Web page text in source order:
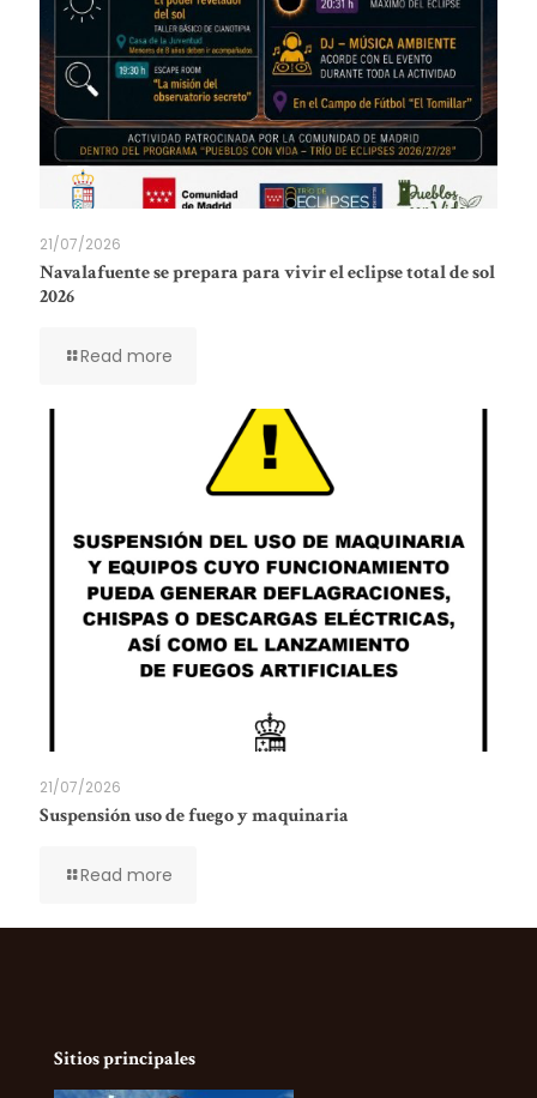
21/07/2026
Navalafuente se prepara para vivir el eclipse total de sol
2026
Read more
21/07/2026
Suspensión uso de fuego y maquinaria
Read more
Sitios principales